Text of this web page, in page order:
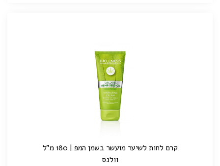
קרם לחות לשיער מועשר בשמן המפ | 180 מ"ל
וולנס